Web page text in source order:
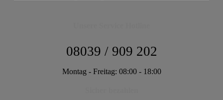
08039 / 909 202
Montag - Freitag: 08:00 - 18:00